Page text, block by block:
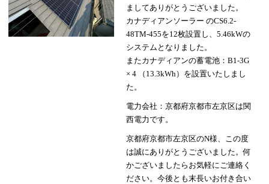
ましてありがとうございました。
カナディアンソーラー のCS6.2-
48TM-455を12枚設置し、5.46kWの
システムとなりました。
またカナディアンの蓄電池：B1-3G
× 4 （13.3kWh）を設置いたしまし
た。
電力会社：京都府京都市左京区は関
西電力です。
京都府京都市左京区のN様、この度
は誠にありがとうございました。何
かございましたらお気軽にご連絡く
ださい。今後とも末長いお付き合い